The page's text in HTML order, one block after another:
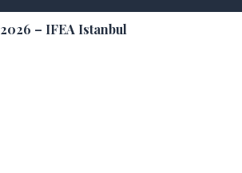
2026 – IFEA Istanbul